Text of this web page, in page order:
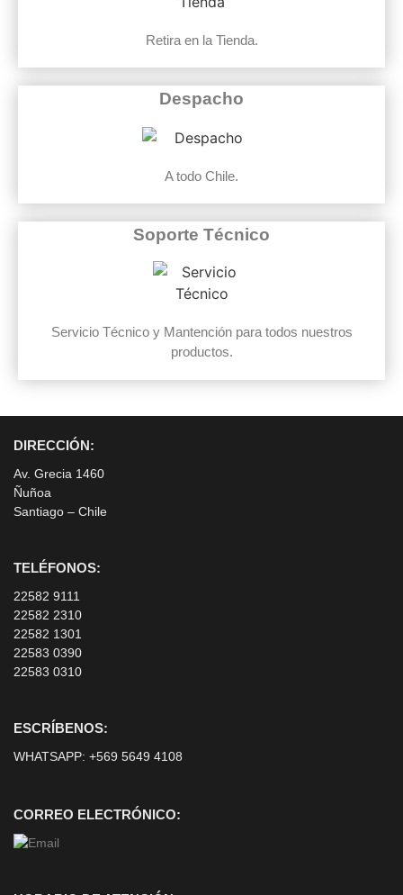
Retira en la Tienda.
Despacho
A todo Chile.
Soporte Técnico
Servicio Técnico y Mantención para todos nuestros
productos.
DIRECCIÓN:
Av. Grecia 1460
Ñuñoa
Santiago – Chile
TELÉFONOS:
22582 9111
22582 2310
22582 1301
22583 0390
22583 0310
ESCRÍBENOS:
WHATSAPP: +569 5649 4108
CORREO ELECTRÓNICO: